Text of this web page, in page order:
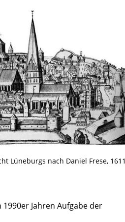
Lüneburgs nach Daniel Frese, 1611
Jahren Aufgabe der